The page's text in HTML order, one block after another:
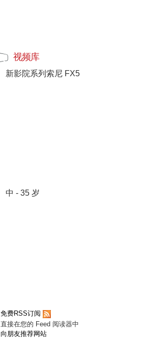
视频库
新影院系列索尼 FX5
中 - 35 岁
免费RSS订阅
直接在您的 Feed 阅读器中
向朋友推荐网站